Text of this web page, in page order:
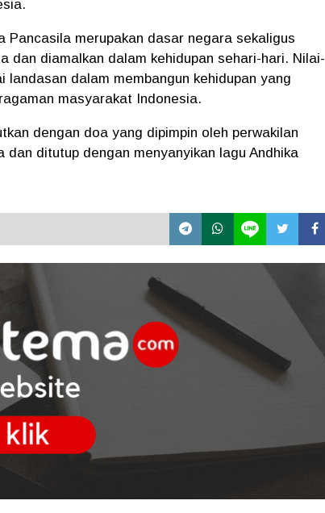
merupakan dasar negara sekaligus
dan diamalkan dalam kehidupan sehari-hari. Nilai-
dalam membangun kehidupan yang
masyarakat Indonesia.
dengan doa yang dipimpin oleh perwakilan
ditutup dengan menyanyikan lagu Andhika